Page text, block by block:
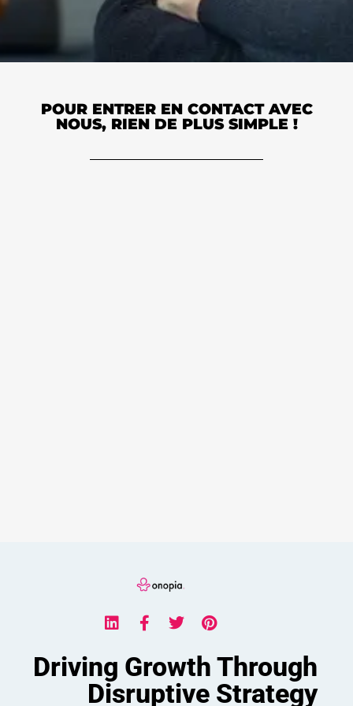
POUR ENTRER EN CONTACT AVEC
NOUS, RIEN DE PLUS SIMPLE !
Driving Growth Through
Disruptive Strategy